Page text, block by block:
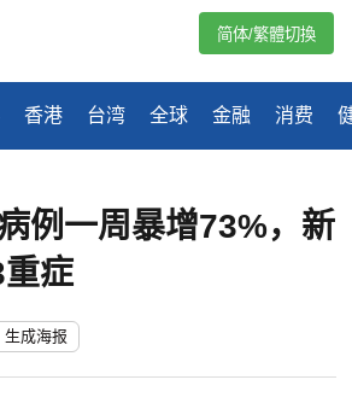
香港 台湾 全球 金融 消费
简体/繁體切換
例一周暴增73%，新
症
生成海报